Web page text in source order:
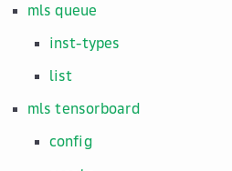
mls queue
inst-types
list
mls tensorboard
config